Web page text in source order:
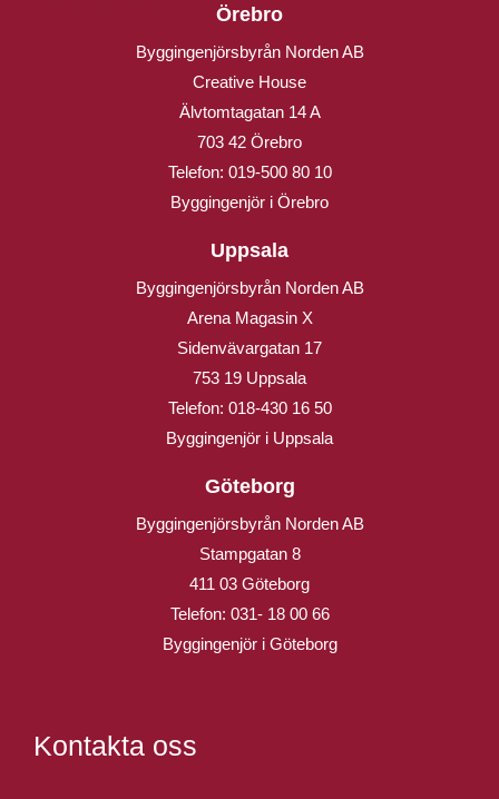
Örebro
Byggingenjörsbyrån Norden AB
Creative House
Älvtomtagatan 14 A
703 42 Örebro
Telefon: 019-500 80 10
Byggingenjör i Örebro
Uppsala
Byggingenjörsbyrån Norden AB
Arena Magasin X
Sidenvävargatan 17
753 19 Uppsala
Telefon: 018-430 16 50
Byggingenjör i Uppsala
Göteborg
Byggingenjörsbyrån Norden AB
Stampgatan 8
411 03 Göteborg
Telefon: 031- 18 00 66
Byggingenjör i Göteborg
Kontakta oss